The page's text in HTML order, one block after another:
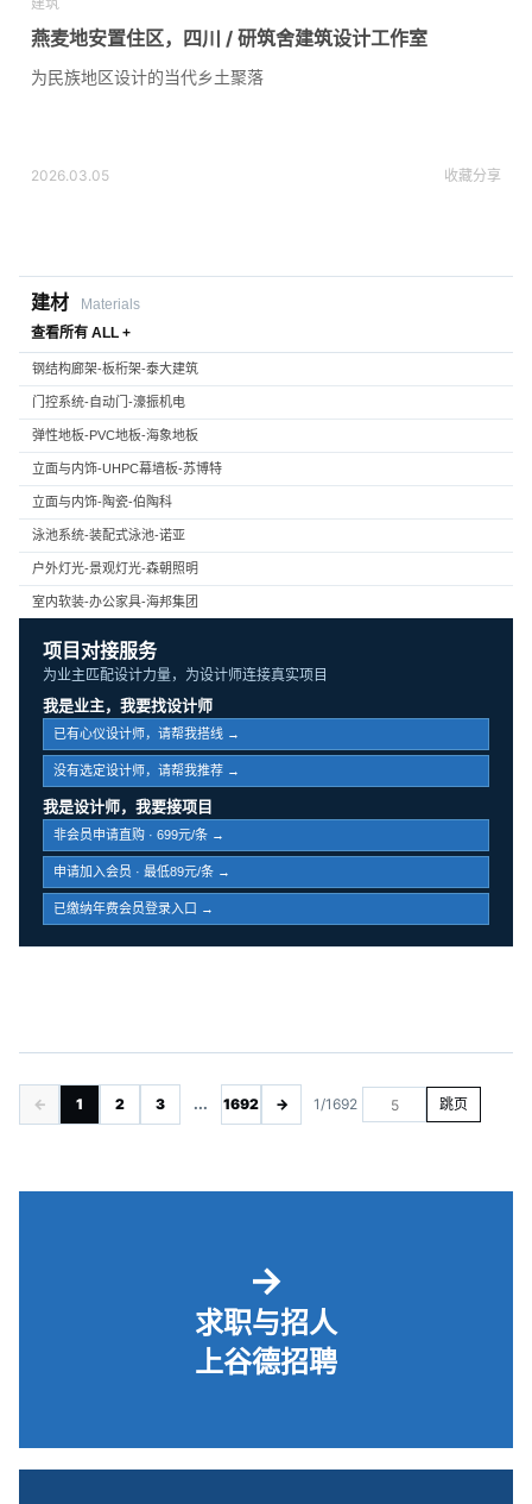
燕麦地安置住区，四川 / 研筑舍建筑设计工作室
为民族地区设计的当代乡土聚落
2026.03.05 收藏分享
建材
Materials
查看所有 ALL +
钢结构廊架-板桁架-泰大建筑
门控系统-自动门-濠振机电
弹性地板-PVC地板-海象地板
立面与内饰-UHPC幕墙板-苏博特
立面与内饰-陶瓷-伯陶科
泳池系统-装配式泳池-诺亚
户外灯光-景观灯光-森朝照明
室内软装-办公家具-海邦集团
项目对接服务
为业主匹配设计力量，为设计师连接真实项目
我是业主，我要找设计师
已有心仪设计师，请帮我搭线 →
没有选定设计师，请帮我推荐 →
我是设计师，我要接项目
非会员申请直购 · 699元/条 →
申请加入会员 · 最低89元/条 →
已缴纳年费会员登录入口 →
← 1 2 3 ... 1692 → 1/1692 跳页
→
求职与招人
上谷德招聘